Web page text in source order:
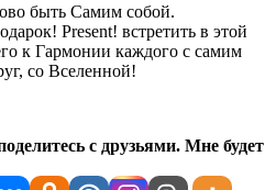
быть Самим собой.
Рresent! встретить в этой
к Гармонии каждого с самим
со Вселенной!
с друзьями. Мне будет